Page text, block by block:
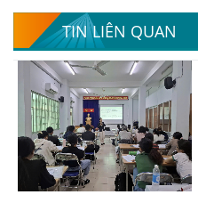
TIN LIÊN QUAN